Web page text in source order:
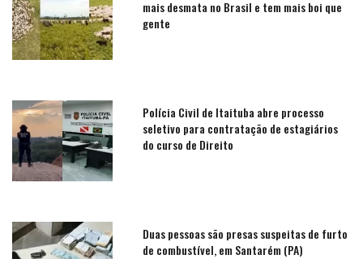
mais desmata no Brasil e tem mais boi que
gente
Polícia Civil de Itaituba abre processo
seletivo para contratação de estagiários
do curso de Direito
Duas pessoas são presas suspeitas de furto
de combustível, em Santarém (PA)